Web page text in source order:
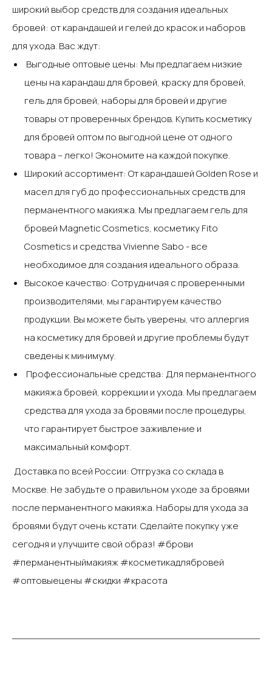
широкий выбор средств для создания идеальных
бровей: от карандашей и гелей до красок и наборов
для ухода.‍ Вас ждут:‍
‍ Выгодные оптовые цены: Мы предлагаем низкие
цены на карандаш для бровей, краску для бровей,
гель для бровей, наборы для бровей и другие
товары от проверенных брендов. Купить косметику
для бровей оптом по выгодной цене от одного
товара – легко! Экономите на каждой покупке.‍
‍Широкий ассортимент: От карандашей Golden Rose и
масел для губ до профессиональных средств для
перманентного макияжа. Мы предлагаем гель для
бровей Magnetic Cosmetics, косметику Fito
Cosmetics и средства Vivienne Sabo - все
необходимое для создания идеального образа.‍
‍Высокое качество: Сотрудничая с проверенными
производителями, мы гарантируем качество
продукции. Вы можете быть уверены, что аллергия
на косметику для бровей и другие проблемы будут
сведены к минимуму.‍
‍ Профессиональные средства: Для перманентного
макияжа бровей, коррекции и ухода. Мы предлагаем
средства для ухода за бровями после процедуры,
что гарантирует быстрое заживление и
максимальный комфорт.‍
‍ Доставка по всей России: Отгрузка со склада в
Москве.‍ Не забудьте о правильном уходе за бровями
после перманентного макияжа. Наборы для ухода за
бровями будут очень кстати. Сделайте покупку уже
сегодня и улучшите свой образ!‍ #брови
#перманентныймакияж #косметикадлябровей
#оптовыецены #скидки #красота